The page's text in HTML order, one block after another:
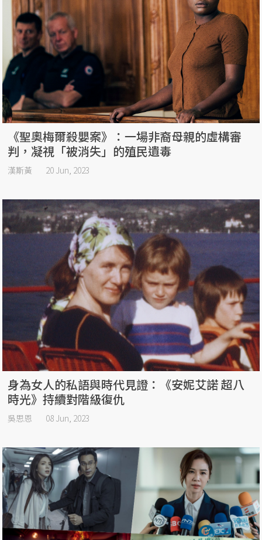
《聖奧梅爾殺嬰案》：一場非裔母親的虛構審
判，凝視「被消失」的殖民遺毒
漢斯黃 20 Jun, 2023
身為女人的私語與時代見證：《安妮艾諾 超八
時光》持續對階級復仇
吳思恩 08 Jun, 2023